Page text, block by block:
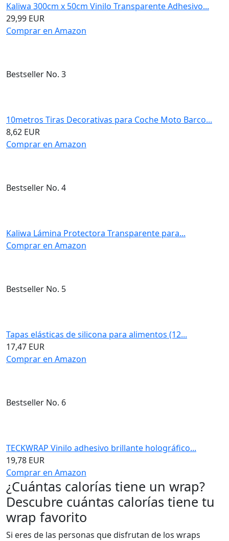
Kaliwa 300cm x 50cm Vinilo Transparente Adhesivo...
29,99 EUR
Comprar en Amazon
Bestseller No. 3
10metros Tiras Decorativas para Coche Moto Barco...
8,62 EUR
Comprar en Amazon
Bestseller No. 4
Kaliwa Lámina Protectora Transparente para...
Comprar en Amazon
Bestseller No. 5
Tapas elásticas de silicona para alimentos (12...
17,47 EUR
Comprar en Amazon
Bestseller No. 6
TECKWRAP Vinilo adhesivo brillante holográfico...
19,78 EUR
Comprar en Amazon
¿Cuántas calorías tiene un wrap?
Descubre cuántas calorías tiene tu
wrap favorito
Si eres de las personas que disfrutan de los wraps